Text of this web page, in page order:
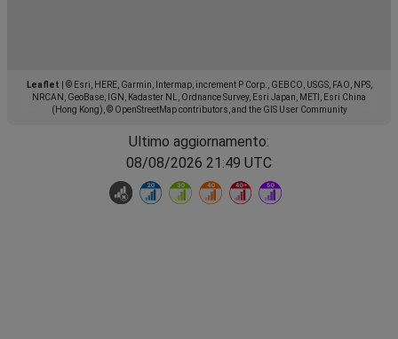
Leaflet
© Esri, HERE, Garmin, Intermap, increment P Corp., GEBCO, USGS, FAO, NPS,
NRCAN, GeoBase, IGN, Kadaster NL, Ordnance Survey, Esri Japan, METI, Esri China
(Hong Kong), © OpenStreetMap contributors, and the GIS User Community
Ultimo aggiornamento:
08/08/2026 21:49 UTC